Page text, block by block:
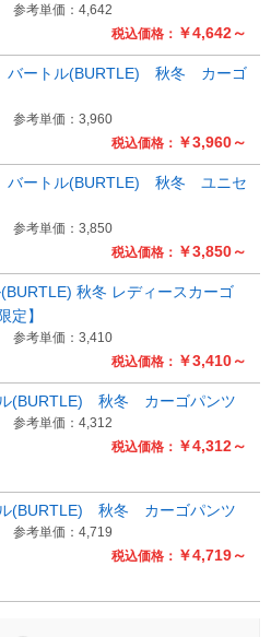
税込価格： ￥4,642～
参考単価：4,642
税込価格： ￥3,960～
ートル(BURTLE) 秋冬 カーゴ
参考単価：3,960
税込価格： ￥3,850～
ートル(BURTLE) 秋冬 ユニセ
参考単価：3,850
税込価格： ￥3,410～
秋冬 レディースカーゴ
定】
参考単価：3,410
税込価格： ￥4,312～
(BURTLE) 秋冬 カーゴパンツ
参考単価：4,312
税込価格： ￥4,719～
(BURTLE) 秋冬 カーゴパンツ
参考単価：4,719